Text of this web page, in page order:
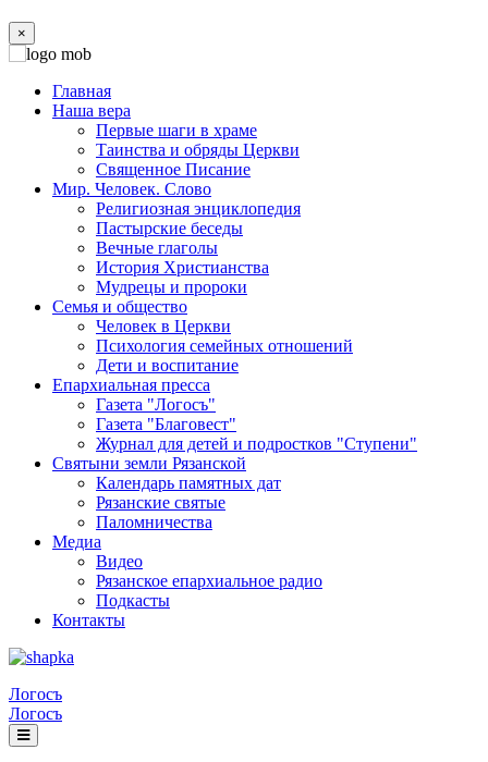
×
Главная
Наша вера
Первые шаги в храме
Таинства и обряды Церкви
Священное Писание
Мир. Человек. Слово
Религиозная энциклопедия
Пастырские беседы
Вечные глаголы
История Христианства
Мудрецы и пророки
Семья и общество
Человек в Церкви
Психология семейных отношений
Дети и воспитание
Епархиальная пресса
Газета "Логосъ"
Газета "Благовест"
Журнал для детей и подростков "Ступени"
Святыни земли Рязанской
Календарь памятных дат
Рязанские святые
Паломничества
Медиа
Видео
Рязанское епархиальное радио
Подкасты
Контакты
Логосъ
Логосъ